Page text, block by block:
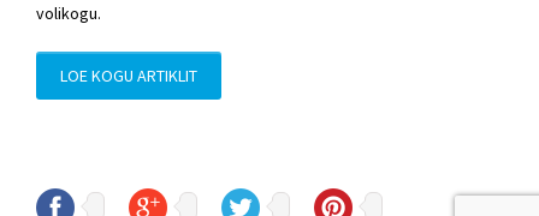
volikogu.
LOE KOGU ARTIKLIT